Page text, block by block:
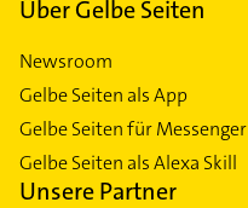
Über Gelbe Seiten
Newsroom
Gelbe Seiten als App
Gelbe Seiten für Messenger
Gelbe Seiten als Alexa Skill
Unsere Partner